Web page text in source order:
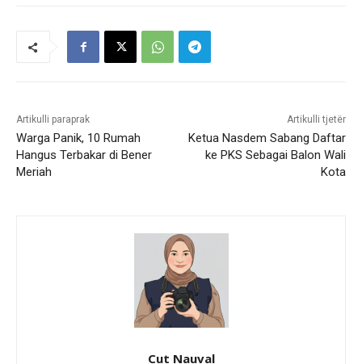
Artikulli paraprak
Warga Panik, 10 Rumah
Hangus Terbakar di Bener
Meriah
Artikulli tjetër
Ketua Nasdem Sabang Daftar
ke PKS Sebagai Balon Wali
Kota
Cut Nauval